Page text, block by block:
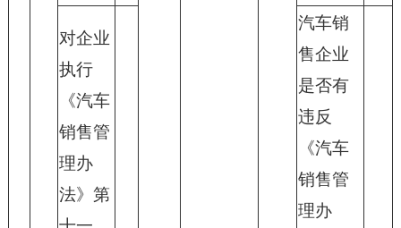
对企业
执行
《汽车
销售管
理办
法》第
汽车销
售企业
是否有
违反
《汽车
销售管
理办